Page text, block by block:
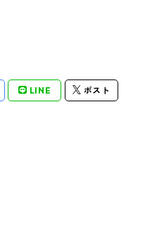
LINE ポスト